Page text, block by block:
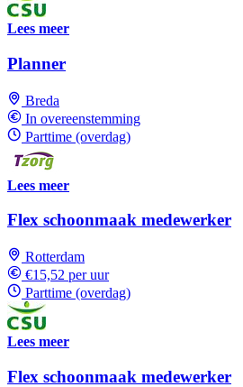
Lees meer
Planner
Breda
In overeenstemming
Parttime (overdag)
Lees meer
Flex schoonmaak medewerker
Rotterdam
€15,52 per uur
Parttime (overdag)
Lees meer
Flex schoonmaak medewerker